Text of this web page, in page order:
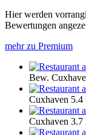
Hier werden
Bewertungen
mehr zu Premium
Bew.
Cuxhaven 5.4
Cuxhaven 3.7